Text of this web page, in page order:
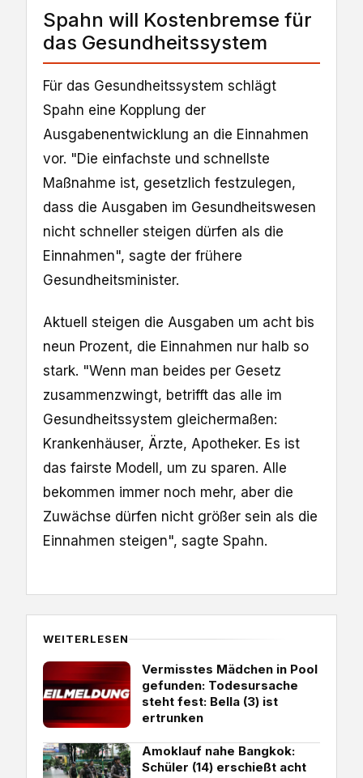
Spahn will Kostenbremse für
das Gesundheitssystem
Für das Gesundheitssystem schlägt
Spahn eine Kopplung der
Ausgabenentwicklung an die Einnahmen
vor. "Die einfachste und schnellste
Maßnahme ist, gesetzlich festzulegen,
dass die Ausgaben im Gesundheitswesen
nicht schneller steigen dürfen als die
Einnahmen", sagte der frühere
Gesundheitsminister.
Aktuell steigen die Ausgaben um acht bis
neun Prozent, die Einnahmen nur halb so
stark. "Wenn man beides per Gesetz
zusammenzwingt, betrifft das alle im
Gesundheitssystem gleichermaßen:
Krankenhäuser, Ärzte, Apotheker. Es ist
das fairste Modell, um zu sparen. Alle
bekommen immer noch mehr, aber die
Zuwächse dürfen nicht größer sein als die
Einnahmen steigen", sagte Spahn.
WEITERLESEN
Vermisstes Mädchen in Pool
gefunden: Todesursache
steht fest: Bella (3) ist
ertrunken
Amoklauf nahe Bangkok:
Schüler (14) erschießt acht